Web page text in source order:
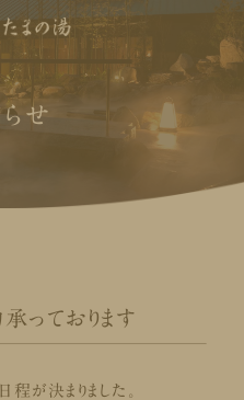
せ
っております
が決まりました。